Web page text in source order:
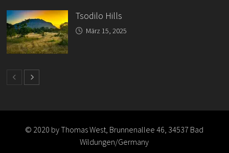
Tsodilo Hills
März 15, 2025
© 2020 by Thomas West, Brunnenallee 46, 34537 Bad
Wildungen/Germany